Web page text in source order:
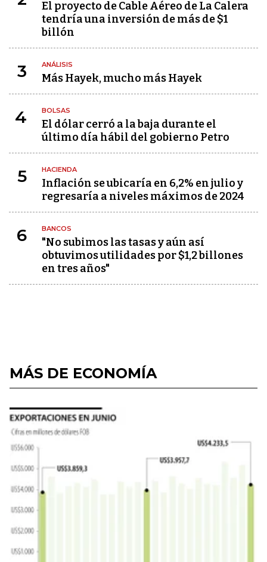
El proyecto de Cable Aéreo de La Calera
tendría una inversión de más de $1
billón
3 ANÁLISIS
Más Hayek, mucho más Hayek
4 BOLSAS
El dólar cerró a la baja durante el
último día hábil del gobierno Petro
5 HACIENDA
Inflación se ubicaría en 6,2% en julio y
regresaría a niveles máximos de 2024
6 BANCOS
"No subimos las tasas y aún así
obtuvimos utilidades por $1,2 billones
en tres años"
MÁS DE ECONOMÍA